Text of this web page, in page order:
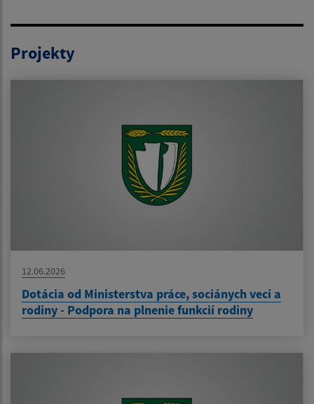
Projekty
12.06.2026
Dotácia od Ministerstva práce, sociánych vecí a
rodiny - Podpora na plnenie funkcií rodiny